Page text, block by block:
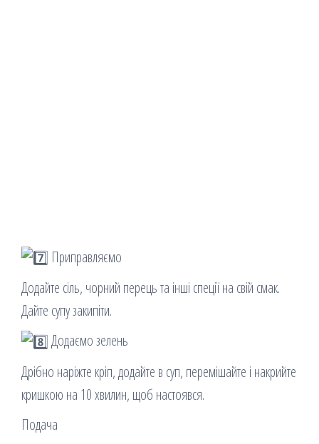
Приправляємо
Додайте сіль, чорний перець та інші спеції на свій смак.
Дайте супу закипіти.
Додаємо зелень
Дрібно наріжте кріп, додайте в суп, перемішайте і накрийте
кришкою на 10 хвилин, щоб настоявся.
Подача